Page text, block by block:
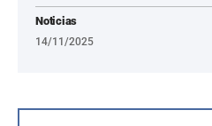
Noticias
14/11/2025